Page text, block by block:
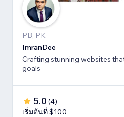
PB, PK
ImranDee
Crafting stunning websites
goals
5.0 (4)
เริ่มต้นที่ $100